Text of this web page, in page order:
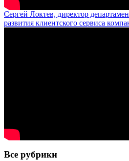
Сергей Локтев, директор
развития клиентского сервиса
Все рубрики